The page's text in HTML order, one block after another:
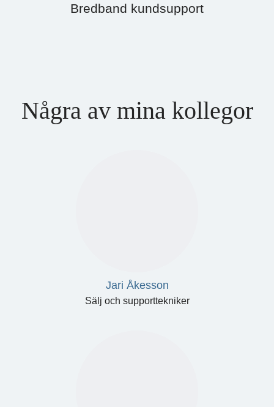
Bredband kundsupport
Några av mina kollegor
Jari Åkesson
Sälj och supporttekniker